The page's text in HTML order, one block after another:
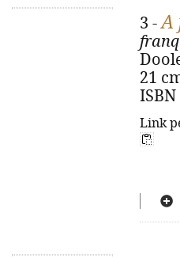
3 -A
21
ISBN
Link